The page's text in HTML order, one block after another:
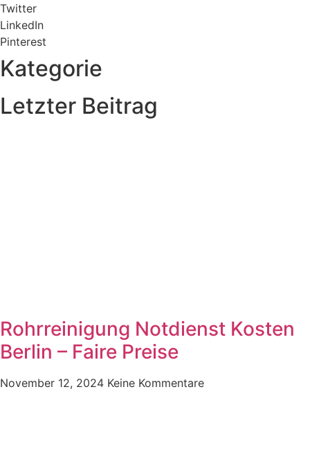
Twitter
LinkedIn
Pinterest
Kategorie
Letzter Beitrag
Rohrreinigung Notdienst Kosten
Berlin – Faire Preise
November 12, 2024 Keine Kommentare